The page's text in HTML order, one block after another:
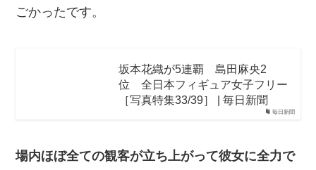
ごかったです。
毎日新聞
坂本花織が5連覇 島田麻央2
位 全日本フィギュア女子フリー
［写真特集33/39］ | 毎日新聞
場内ほぼ全ての観客が立ち上がって彼女に全力で